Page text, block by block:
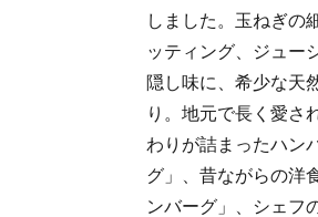
しました。玉ねぎの
ッティング、ジュー
隠し味に、希少な天
り。地元で長く愛さ
わりが詰まったハン
グ」、昔ながらの洋
ンバーグ」、シェフ